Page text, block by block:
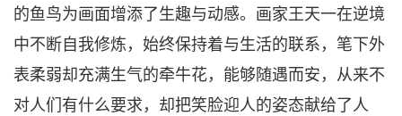
的鱼鸟为画面增添了生趣与动感。画家王天一在逆境
中不断自我修炼，始终保持着与生活的联系，笔下外
表柔弱却充满生气的牵牛花，能够随遇而安，从来不
对人们有什么要求，却把笑脸迎人的姿态献给了人